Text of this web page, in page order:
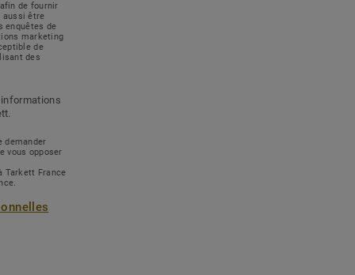
de fournir
aussi être
enquêtes de
marketing
de
des
demander
vous opposer
Tarkett France